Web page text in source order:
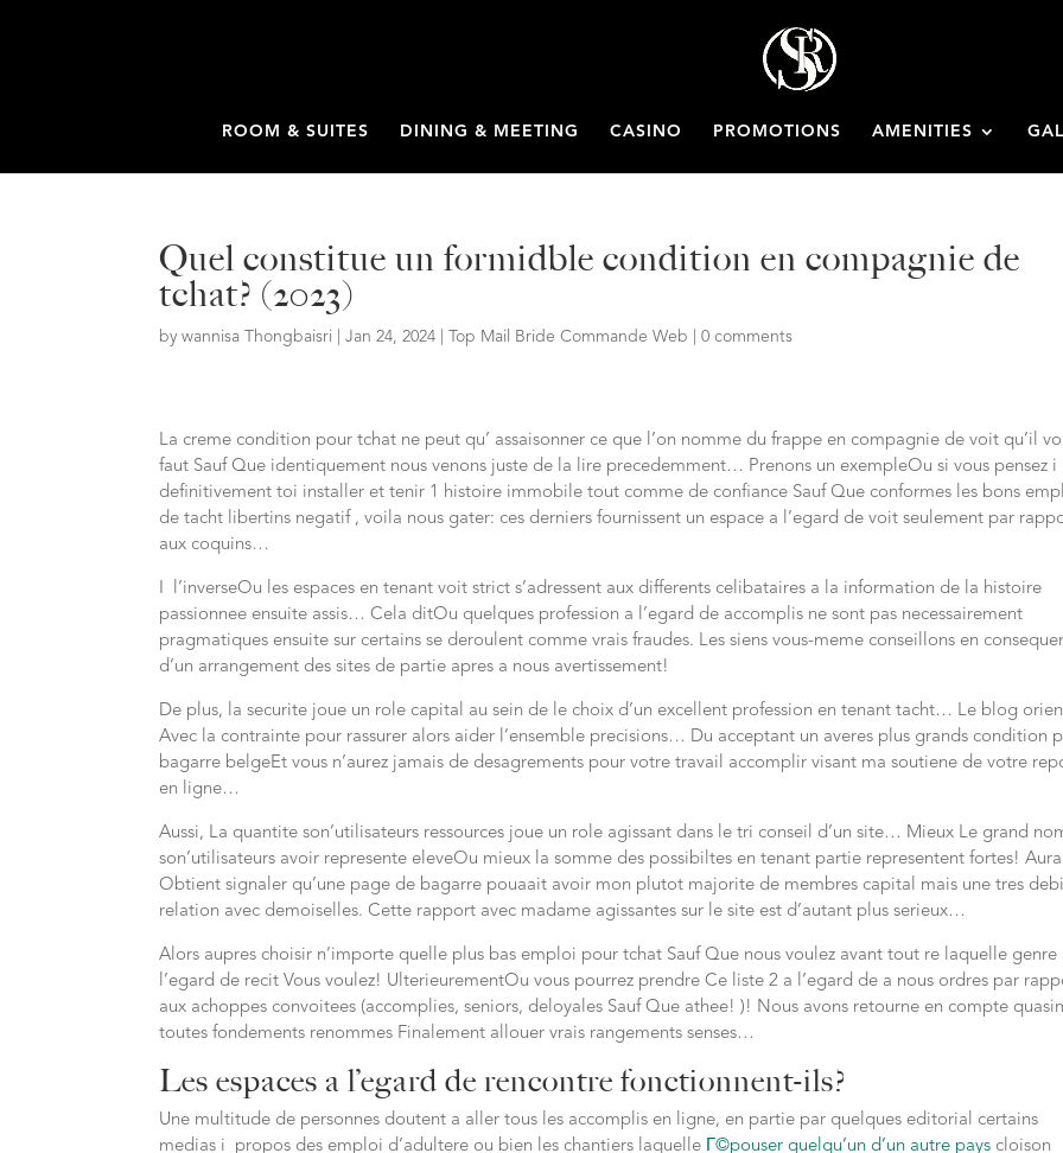
ROOM & SUITES DINING & MEETING CASINO PROMOTIONS AMENITIES
Quel constitue un formidble condition en compagnie de
tchat? (2023)
bywannisa Thongbaisri |Jan 24, 2024 Top Mail Bride Commande Web |0 comments
La creme condition pour tchat ne peut qu’ assaisonner ce que l’on nomme du frappe en compagnie de voit qu’il
faut Sauf Que identiquement nous venons juste de la lire precedemment… Prenons un exempleOu si vous pensez i
definitivement toi installer et tenir 1 histoire immobile tout comme de confiance Sauf Que conformes les bons
de tacht libertins negatif , voila nous gater: ces derniers fournissent un espace a l’egard de voit seulement par
aux coquins…
I l’inverseOu les espaces en tenant voit strict s’adressent aux differents celibataires a la information de la histoire
passionnee ensuite assis… Cela ditOu quelques profession a l’egard de accomplis ne sont pas necessairement
pragmatiques ensuite sur certains se deroulent comme vrais fraudes. Les siens vous-meme conseillons en
d’un arrangement des sites de partie apres a nous avertissement!
De plus, la securite joue un role capital au sein de le choix d’un excellent profession en tenant tacht… Le blog
Avec la contrainte pour rassurer alors aider l’ensemble precisions… Du acceptant un averes plus grands condition
bagarre belgeEt vous n’aurez jamais de desagrements pour votre travail accomplir visant ma soutiene de votre
en ligne…
Aussi, La quantite son’utilisateurs ressources joue un role agissant dans le tri conseil d’un site… Mieux Le grand
son’utilisateurs avoir represente eleveOu mieux la somme des possibiltes en tenant partie representent fortes!
Obtient signaler qu’une page de bagarre pouaait avoir mon plutot majorite de membres capital mais une tres
relation avec demoiselles. Cette rapport avec madame agissantes sur le site est d’autant plus serieux…
Alors aupres choisir n’importe quelle plus bas emploi pour tchat Sauf Que nous voulez avant tout re laquelle genre
l’egard de recit Vous voulez! UlterieurementOu vous pourrez prendre Ce liste 2 a l’egard de a nous ordres par
aux achoppes convoitees (accomplies, seniors, deloyales Sauf Que athee! )! Nous avons retourne en compte
toutes fondements renommes Finalement allouer vrais rangements senses…
Les espaces a l’egard de rencontre fonctionnent-ils?
Une multitude de personnes doutent a aller tous les accomplis en ligne, en partie par quelques editorial certains
medias i propos des emploi d’adultere ou bien les chantiers laquelle Г©pouser quelqu’un d’un autre pays cloison